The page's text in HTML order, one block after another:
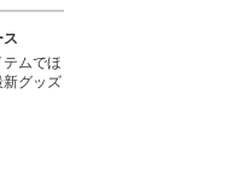
ス
ムでほ
新グッズ